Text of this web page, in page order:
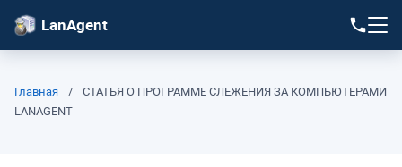
LanAgent
Главная /
СТАТЬЯ О ПРОГРАММЕ СЛЕЖЕНИЯ ЗА КОМПЬЮТЕРАМИ
LANAGENT